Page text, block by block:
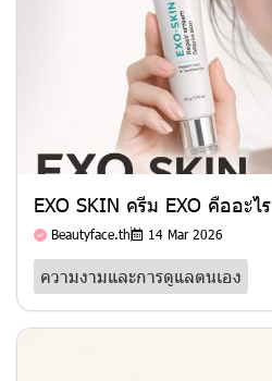
EXO SKIN ครีม EXO คืออะไร
Beautyface.th 14 Mar 2026
ความงามและการดูแลตนเอง